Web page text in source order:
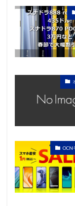
OCN